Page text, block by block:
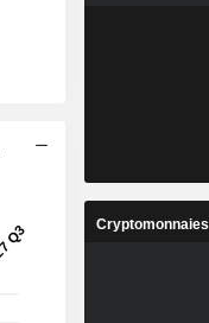
Cryptomonnaies